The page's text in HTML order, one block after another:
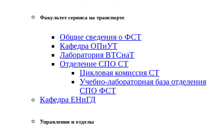
Факультет сервиса на транспорте
Общие сведения о ФСТ
Кафедра ОПиУТ
Лаборатория ВТСнаТ
Отделение СПО СТ
Цикловая комиссия СТ
Учебно-лабораторная база отделения
СПО ФСТ
Кафедра ЕНиГД
Управления и отделы